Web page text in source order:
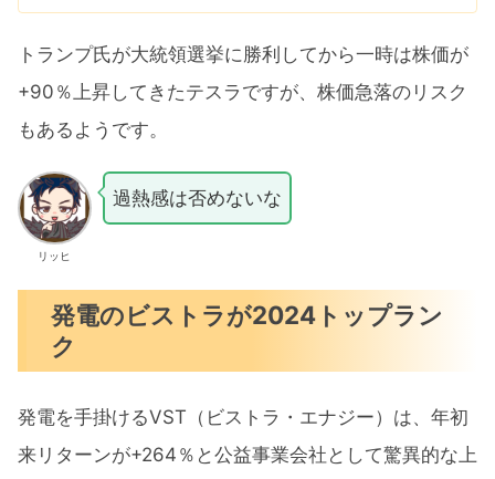
トランプ氏が大統領選挙に勝利してから一時は株価が
+90％上昇してきたテスラですが、株価急落のリスク
もあるようです。
リッヒ
過熱感は否めないな
発電のビストラが2024トップラン
ク
発電を手掛けるVST（ビストラ・エナジー）は、年初
来リターンが+264％と公益事業会社として驚異的な上